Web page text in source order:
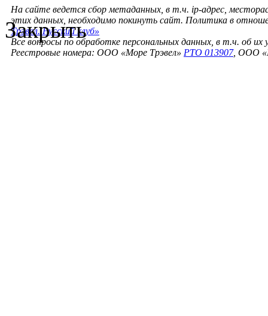
На сайте ведется сбор метаданных, в т.ч. ip-адрес,
этих данных, необходимо покинуть сайт. Политика в
Трэвел. Русский клуб»
Все вопросы по обработке персональных данных, в т.ч. об их
Реестровые номера: ООО «Море Трэвел» РТО 013907, ООО
Закрыть